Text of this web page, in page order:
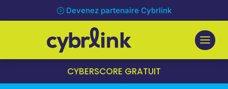
Devenez partenaire Cybrlink
CYBERSCORE GRATUIT